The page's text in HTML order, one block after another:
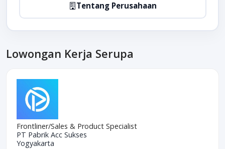
Tentang Perusahaan
Lowongan Kerja Serupa
Frontliner/Sales & Product Specialist
PT Pabrik Acc Sukses
Yogyakarta